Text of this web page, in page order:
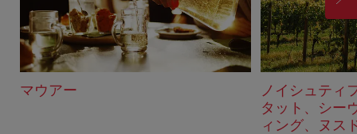
マウアー
ノイシュティ
タット、シー
ィング、ヌス
進
む